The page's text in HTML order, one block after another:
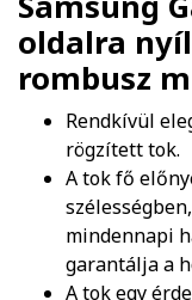
oldalra
rombusz
Rendkívül
rögzített tok.
A tok fő
mindennapi
garantálja a
A tok egy